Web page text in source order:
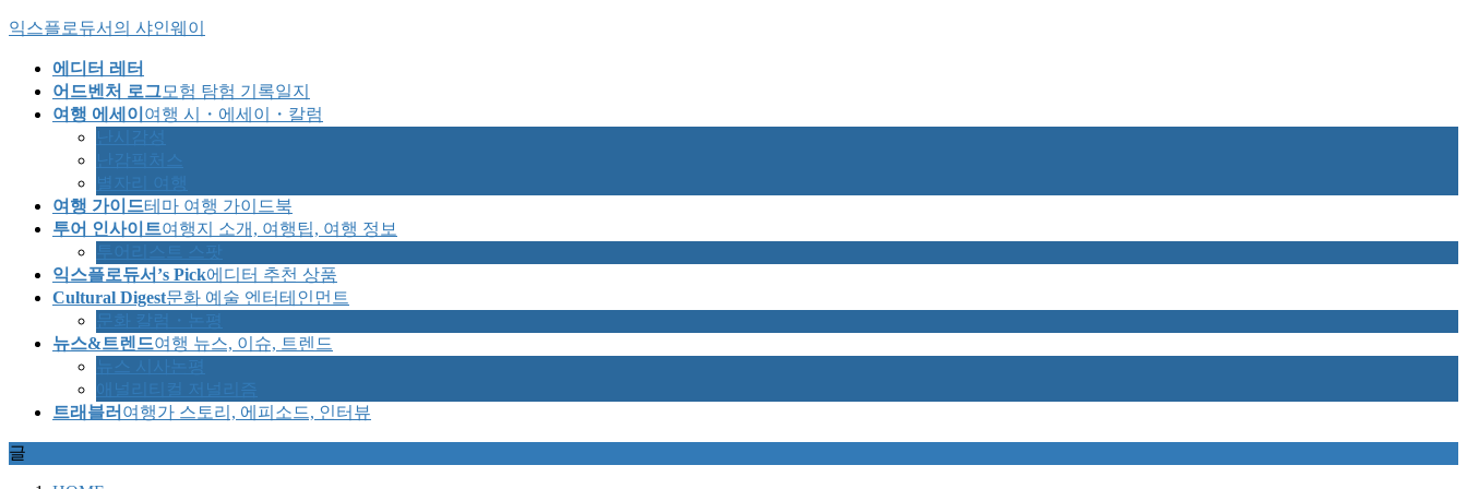
Skip
content
Skip
Navigation
익스플로듀서의 샤인웨이
에디터 레터
어드벤처 로그모험 탐험 기록일지
여행 에세이 여행 시・에세이・칼럼
난시감성
난감픽처스
별자리 여행
여행 가이드테마 여행 가이드북
투어 인사이트여행지 소개, 여행팁, 여행 정보
투어리스트 스팟
익스플로듀서’s Pick에디터 추천 상품
Cultural Digest문화 예술 엔터테인먼트
문화 칼럼・논평
뉴스&트렌드여행 뉴스, 이슈, 트렌드
뉴스 시사논평
애널리티컬 저널리즘
트래블러 여행가 스토리, 에피소드, 인터뷰
글